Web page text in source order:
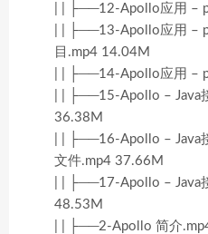
| | ├──12-Apollo应用 –
| | ├──13-Apollo应用 –
目.mp4 14.04M
| | ├──14-Apollo应用 –
| | ├──15-Apollo – Java
36.38M
| | ├──16-Apollo – Java
文件.mp4 37.66M
| | ├──17-Apollo – Java
48.53M
| | ├──2-Apollo 简介